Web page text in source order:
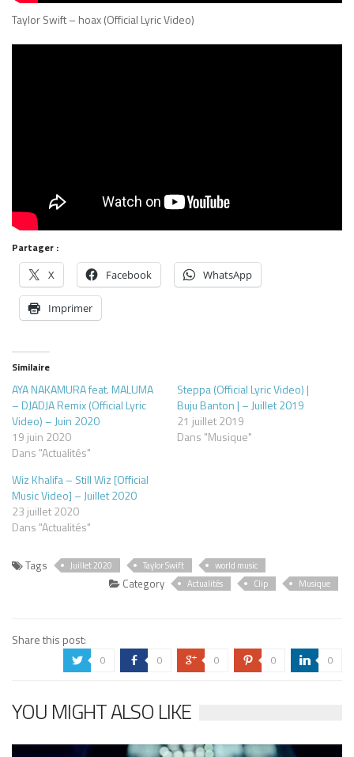
Taylor Swift – hoax (Official Lyric Video)
Partager :
X Facebook WhatsApp
Imprimer
Similaire
AYA NAKAMURA feat. MALUMA
– DJADJA Remix (Official Lyric
Video) – Juin 2020
19 juin 2020
Dans "Actualités"
Steppa (Official Lyric Video) |
Buju Banton | – Juillet 2019
21 juillet 2019
Dans "Musique"
Wiz Khalifa – Still Wiz [Official
Music Video] – Juillet 2020
23 juillet 2020
Dans "Actualités"
Tags Juillet 2020 Taylor Swift world music
Category Actualités Clip Musique
Share this post:
a 0 b 0 c 0 d 0 j 0
YOU MIGHT ALSO LIKE